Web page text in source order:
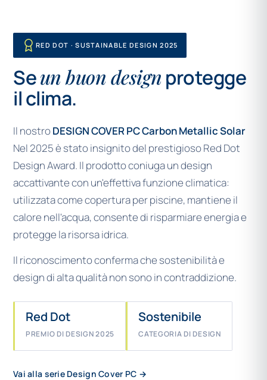
RED DOT · SUSTAINABLE DESIGN 2025
Seun buon design protegge
il clima.
Il nostroDESIGN COVER PC Carbon Metallic Solar
Nel 2025 è stato insignito del prestigioso Red Dot
Design Award. Il prodotto coniuga un design
accattivante con un'effettiva funzione climatica:
utilizzata come copertura per piscine, mantiene il
calore nell'acqua, consente di risparmiare energia e
protegge la risorsa idrica.
Il riconoscimento conferma che sostenibilità e
design di alta qualità non sono in contraddizione.
Red Dot
PREMIO DI DESIGN 2025
Sostenibile
CATEGORIA DI DESIGN
Vai alla serie Design Cover PC →